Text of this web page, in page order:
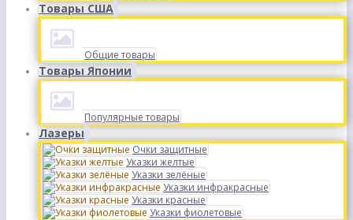
Товары США
Общие товары
Товары Японии
Популярные товары
Лазеры
Очки защитные
Указки желтые
Указки зелёные
Указки инфракрасные
Указки красные
Указки фиолетовые